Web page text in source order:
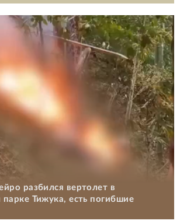
разбился вертолет в
Тижука, есть погибшие